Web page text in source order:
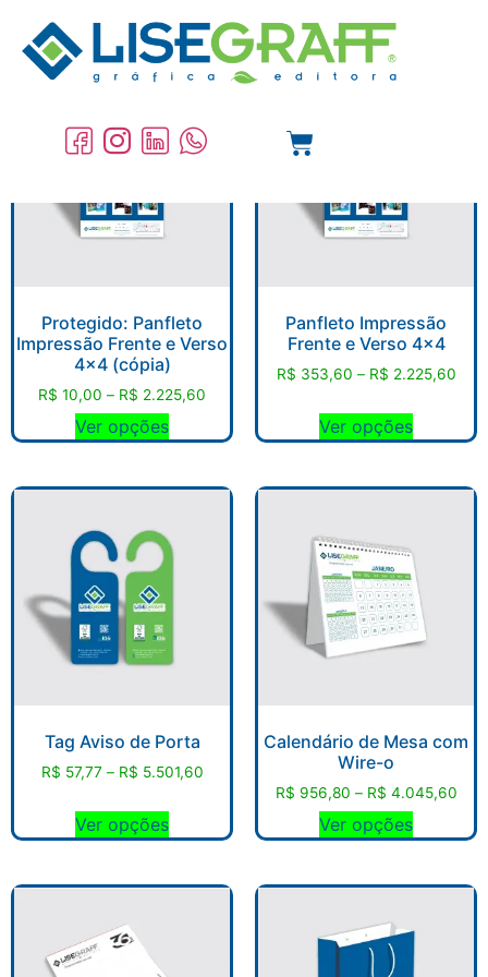
COMPRE ON-LINE
Protegido: Panfleto
Impressão Frente e Verso
4×4 (cópia)
R$ 10,00 – R$ 2.225,60
Ver opções
Panfleto Impressão
Frente e Verso 4×4
R$ 353,60 – R$ 2.225,60
Ver opções
Tag Aviso de Porta
R$ 57,77 – R$ 5.501,60
Ver opções
Calendário de Mesa com
Wire-o
R$ 956,80 – R$ 4.045,60
Ver opções